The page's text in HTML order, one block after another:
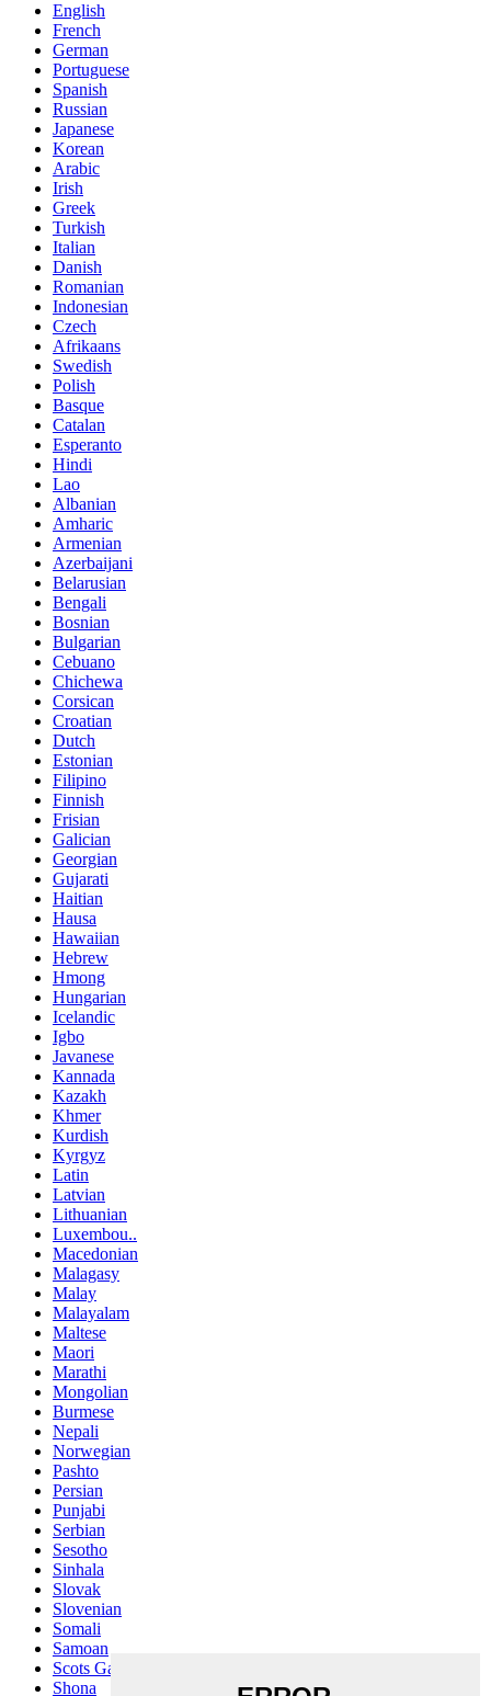
English
French
German
Portuguese
Spanish
Russian
Japanese
Korean
Arabic
Irish
Greek
Turkish
Italian
Danish
Romanian
Indonesian
Czech
Afrikaans
Swedish
Polish
Basque
Catalan
Esperanto
Hindi
Lao
Albanian
Amharic
Armenian
Azerbaijani
Belarusian
Bengali
Bosnian
Bulgarian
Cebuano
Chichewa
Corsican
Croatian
Dutch
Estonian
Filipino
Finnish
Frisian
Galician
Georgian
Gujarati
Haitian
Hausa
Hawaiian
Hebrew
Hmong
Hungarian
Icelandic
Igbo
Javanese
Kannada
Kazakh
Khmer
Kurdish
Kyrgyz
Latin
Latvian
Lithuanian
Luxembou..
Macedonian
Malagasy
Malay
Malayalam
Maltese
Maori
Marathi
Mongolian
Burmese
Nepali
Norwegian
Pashto
Persian
Punjabi
Serbian
Sesotho
Sinhala
Slovak
Slovenian
Somali
Samoan
Scots Gaelic
Shona